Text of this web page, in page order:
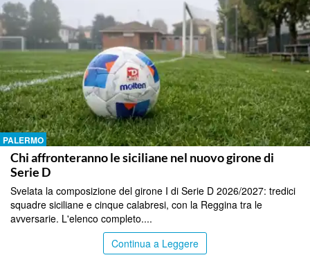
PALERMO
Chi affronteranno le siciliane nel nuovo girone di
Serie D
Svelata la composizione del girone I di Serie D 2026/2027: tredici
squadre siciliane e cinque calabresi, con la Reggina tra le
avversarie. L'elenco completo....
Continua a Leggere